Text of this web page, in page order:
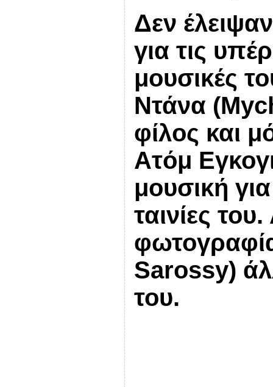
Δεν
για τις
μουσικές
Ντάνα
φίλος και
Ατόμ
μουσική
ταινίες
Sarossy)
του.